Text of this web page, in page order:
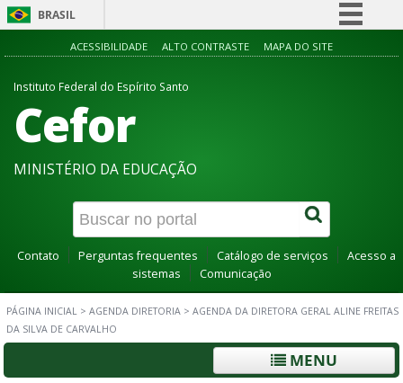
BRASIL
Simplifique!
ACESSIBILIDADE ALTO CONTRASTE MAPA DO SITE
Instituto Federal do Espírito Santo
Cefor
MINISTÉRIO DA EDUCAÇÃO
Contato Perguntas frequentes Catálogo de serviços
Acesso a
sistemas
Comunicação
PÁGINA INICIAL > AGENDA DIRETORIA > AGENDA DA DIRETORA GERAL ALINE FREITAS
DA SILVA DE CARVALHO
MENU